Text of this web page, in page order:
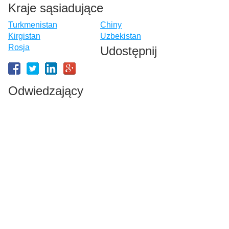
Kraje sąsiadujące
Turkmenistan
Chiny
Kirgistan
Uzbekistan
Rosja
Udostępnij
Odwiedzający